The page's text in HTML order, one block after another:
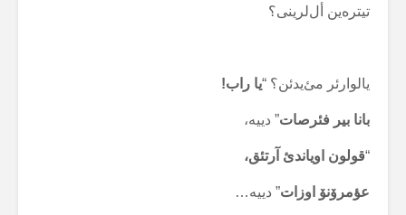
تیترەین أل‌لرینی؟
یالوارئر مئ‌یدئن؟ “یا راب!
بانا بیر فئرصات” دییە،
“قولون اویاندئ آرتئق،
عؤمرۆنۆ اوزات” دییە…